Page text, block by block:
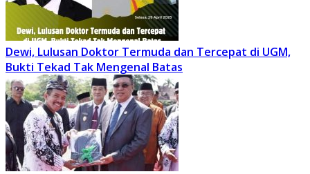
Dewi, Lulusan Doktor Termuda dan Tercepat di UGM,
Bukti Tekad Tak Mengenal Batas